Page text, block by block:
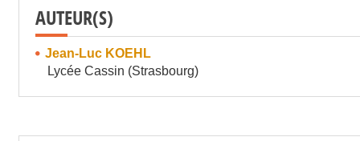
AUTEUR(S)
Jean-Luc KOEHL
Lycée Cassin (Strasbourg)